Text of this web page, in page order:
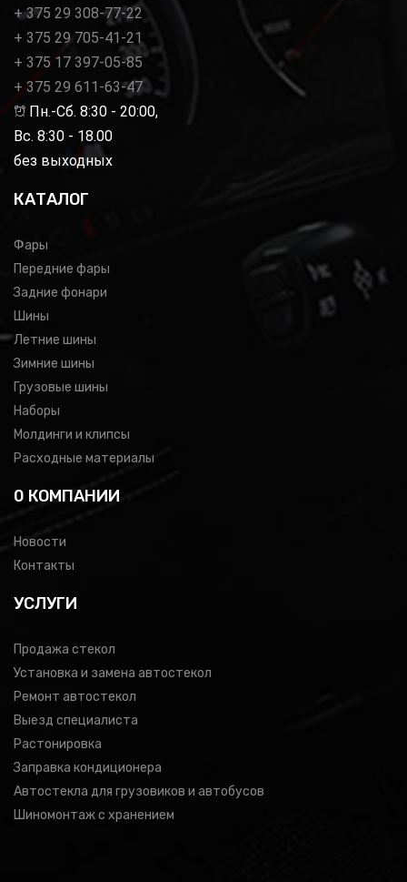
+ 375 29 308-77-22
+ 375 29 705-41-21
+ 375 17 397-05-85
+ 375 29 611-63-47
Пн.-Сб. 8:30 - 20:00,
Вс. 8:30 - 18.00
без выходных
КАТАЛОГ
Фары
Передние фары
Задние фонари
Шины
Летние шины
Зимние шины
Грузовые шины
Наборы
Молдинги и клипсы
Расходные материалы
0 КОМПАНИИ
Новости
Контакты
УСЛУГИ
Продажа стекол
Установка и замена автостекол
Ремонт автостекол
Выезд специалиста
Растонировка
Заправка кондиционера
Автостекла для грузовиков и автобусов
Шиномонтаж с хранением